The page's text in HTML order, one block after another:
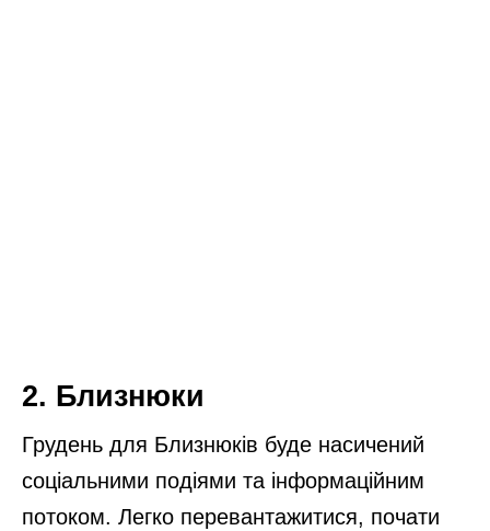
2. Близнюки
Грудень для Близнюків буде насичений
соціальними подіями та інформаційним
потоком. Легко перевантажитися, почати